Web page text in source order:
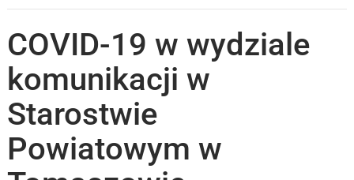
COVID-19 w wydziale
komunikacji w
Starostwie
Powiatowym w